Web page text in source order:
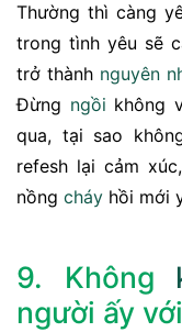
Thường thì càng
trong tình yêu sẽ
trở thành nguyên
Đừng ngồi không
qua, tại sao
refesh lại cảm
nồng cháy hồi mới
9. Không
người ấy